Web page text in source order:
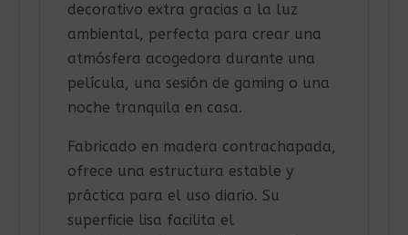
decorativo extra gracias a la luz
ambiental, perfecta para crear una
atmósfera acogedora durante una
película, una sesión de gaming o una
noche tranquila en casa.
Fabricado en madera contrachapada,
ofrece una estructura estable y
práctica para el uso diario. Su
superficie lisa facilita el